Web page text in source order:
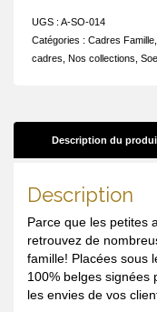
UGS : A-SO-014
Catégories : Cadres Famille
cadres Nos collections
Description du
Description
Parce que les petites
retrouvez de
famille! Placées sous
100% belges signées
les envies de vos